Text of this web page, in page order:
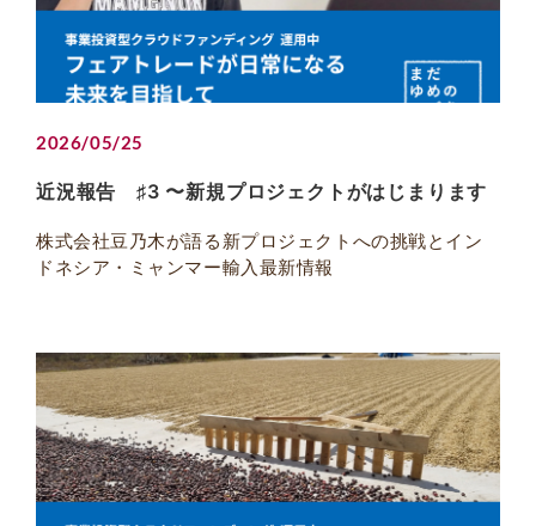
2026/05/25
近況報告 ♯3 〜新規プロジェクトがはじまります
株式会社豆乃木が語る新プロジェクトへの挑戦とイン
ドネシア・ミャンマー輸入最新情報